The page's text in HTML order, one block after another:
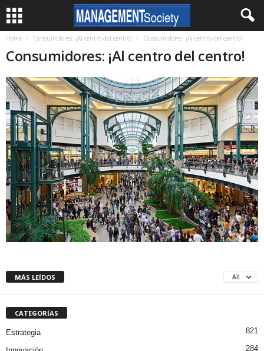
Home Consumidores: ¡Al centro del centro! Consumidores: ¡Al centro del centro!
Consumidores: ¡Al centro del centro!
MÁS LEÍDOS All
CATEGORÍAS
Estrategia 821
284